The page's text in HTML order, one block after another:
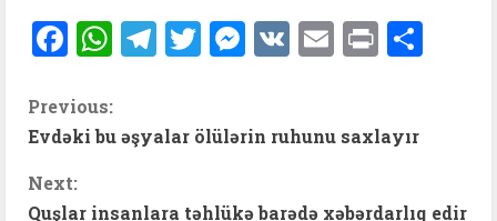
Facebook
WhatsApp
Telegram
Twitter
Messenger
VK Email
Print
C
n
Previous:
Evdəki bu əşyalar ölülərin ruhunu saxlayır
Next:
Quşlar insanlara təhlükə barədə xəbərdarlıq edir